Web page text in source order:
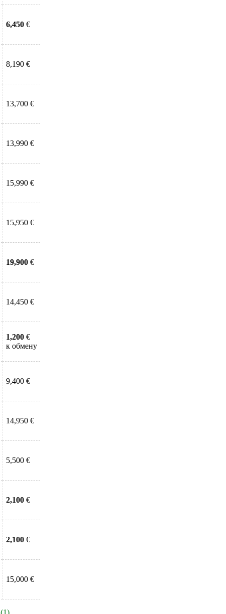
6,450 €
8,190 €
13,700 €
13,990 €
15,990 €
15,950 €
19,900 €
14,450 €
1,200 €
к обмену
9,400 €
14,950 €
5,500 €
2,100 €
2,100 €
15,000 €
(1)